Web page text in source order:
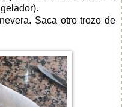
Saca otro trozo de